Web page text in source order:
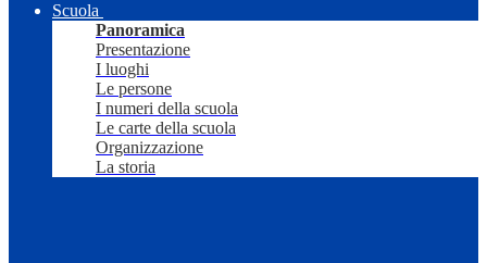
Scuola
Panoramica
Presentazione
I luoghi
Le persone
I numeri della scuola
Le carte della scuola
Organizzazione
La storia